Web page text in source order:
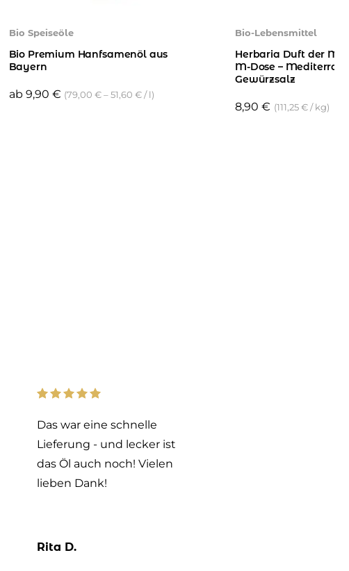
Bio Speiseöle
Bio Premium Hanfsamenöl aus
Bayern
ab 9,90 € (79,00€–51,60€/l)
Bio-Lebensmittel
Herbaria Duft der
M-Dose –
Gewürzsalz
8,90€ (111,25€/kg)
Das war eine schnelle
Lieferung - und lecker ist
das Öl auch noch! Vielen
lieben Dank!
Rita D.